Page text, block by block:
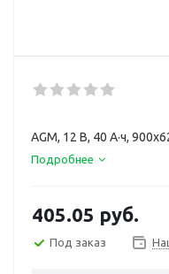
AGM, 12 В, 40 А·ч,
Подробнее
405.05 руб.
Под заказ